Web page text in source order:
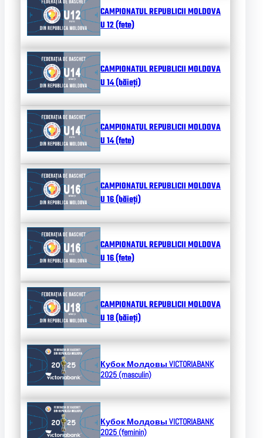
CAMPIONATUL REPUBLICII MOLDOVA
U 12 (fete)
CAMPIONATUL REPUBLICII MOLDOVA
U 14 (băieți)
CAMPIONATUL REPUBLICII MOLDOVA
U 14 (fete)
CAMPIONATUL REPUBLICII MOLDOVA
U 16 (băieți)
CAMPIONATUL REPUBLICII MOLDOVA
U 16 (fete)
CAMPIONATUL REPUBLICII MOLDOVA
U 18 (băieți)
Кубок МолдовыVICTORIABANK
2025 (masculin)
Кубок МолдовыVICTORIABANK
2025 (feminin)